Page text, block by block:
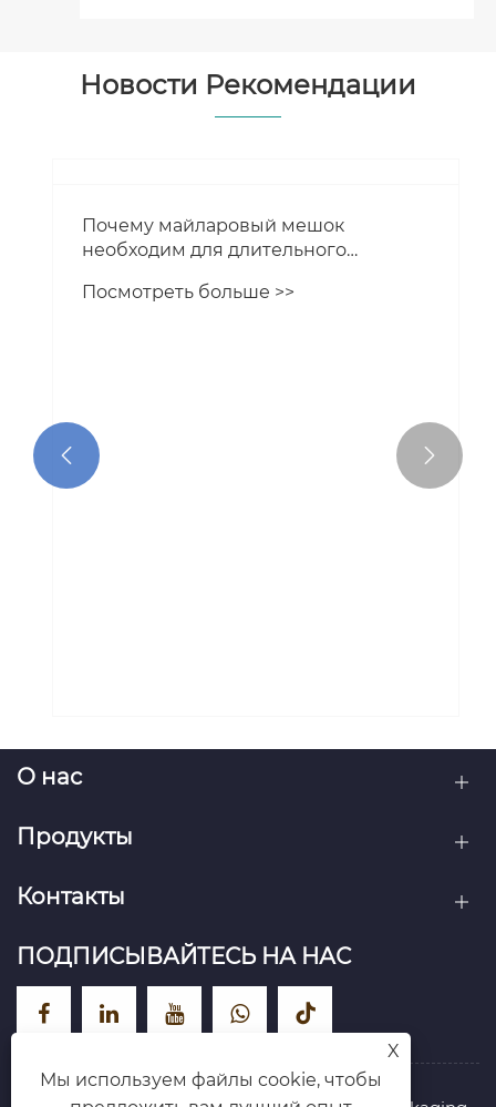
Новости Рекомендации
 
О нас
Продукты
Контакты
ПОДПИСЫВАЙТЕСЬ НА НАС
X
Мы используем файлы cookie, чтобы